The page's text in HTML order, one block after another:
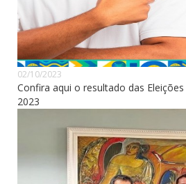
02/10/2023
Confira aqui o resultado das
2023